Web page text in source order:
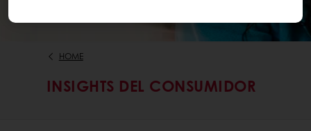
HOME
INSIGHTS DEL CONSUMIDOR